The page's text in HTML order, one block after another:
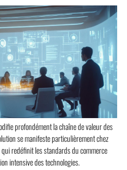
profondément la chaîne de valeur des
se manifeste particulièrement chez
redéfinit les standards du commerce
intensive des technologies.